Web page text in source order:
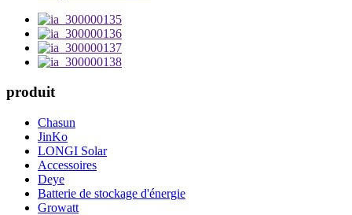
produit
Chasun
JinKo
LONGI Solar
Accessoires
Deye
Batterie de stockage d'énergie
Growatt